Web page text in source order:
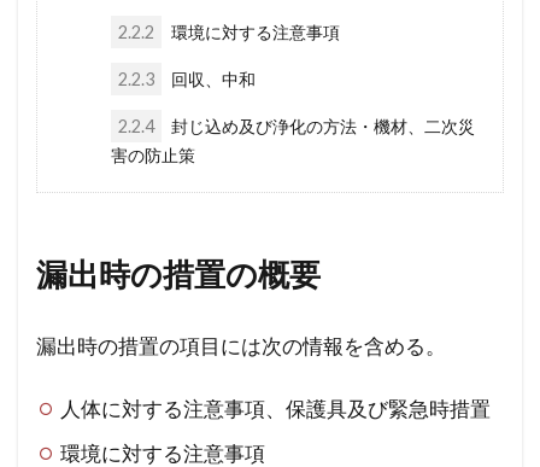
2.2.2 環境に対する注意事項
2.2.3 回収、中和
2.2.4
封じ込め及び浄化の方法・機材、二次災
害の防止策
漏出時の措置の概要
漏出時の措置の項目には次の情報を含める。
人体に対する注意事項、保護具及び緊急時措置
環境に対する注意事項